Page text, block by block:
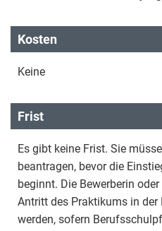
Kosten
Keine
Frist
Es gibt keine Frist. Sie
beantragen, bevor die
beginnt. Die Bewerberin
Antritt des Praktikums in
werden, sofern